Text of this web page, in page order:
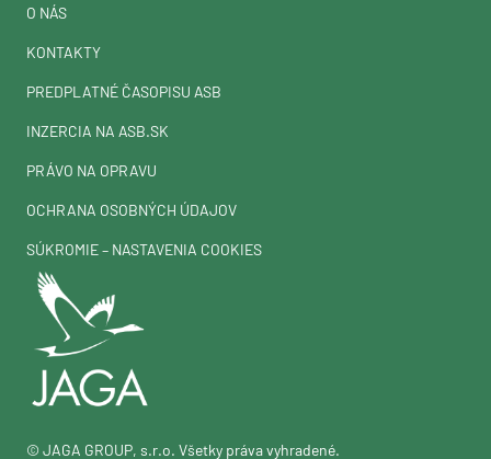
© JAGA GROUP, s.r.o. Všetky práva vyhradené.
O NÁS
KONTAKTY
PREDPLATNÉ ČASOPISU ASB
INZERCIA NA ASB.SK
PRÁVO NA OPRAVU
OCHRANA OSOBNÝCH ÚDAJOV
SÚKROMIE – NASTAVENIA COOKIES